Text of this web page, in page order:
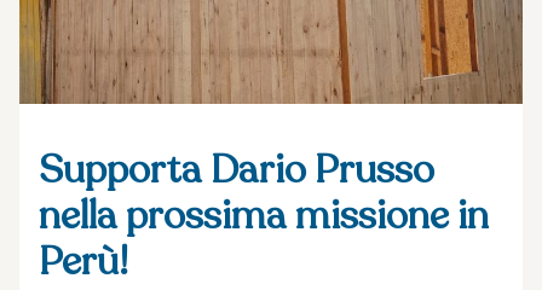
Supporta Dario Prusso
nella prossima missione in
Perù!